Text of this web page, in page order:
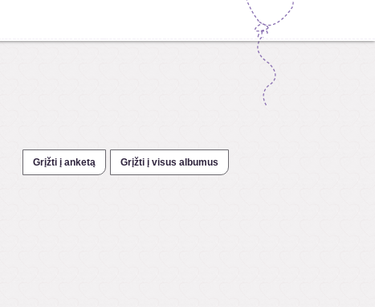
Grįžti į anketą Grįžti į visus albumus